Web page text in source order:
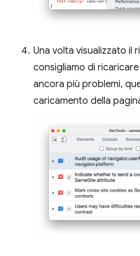
Una volta visualizzato il
consigliamo di
ancora più problemi,
caricamento della